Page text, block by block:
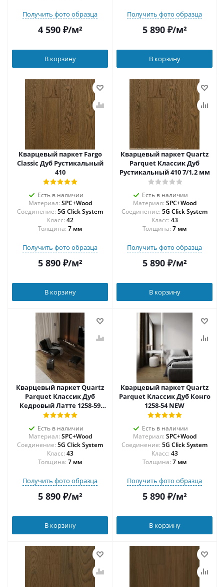
Получить фото образца
4 590₽/м²
В корзину
Получить фото образца
5 890₽/м²
В корзину
Кварцевый паркет Fargo
Classic Дуб Рустикальный
410
Есть в наличии
Материал: SPC+Wood
Соединение: 5G Click System
42
Толщина: 7 мм
Получить фото образца
5 890₽/м²
В корзину
Кварцевый паркет Quartz
Parquet Классик Дуб
Рустикальный 410 7/1,2 мм
Есть в наличии
Материал: SPC+Wood
Соединение: 5G Click System
43
Толщина: 7 мм
Получить фото образца
5 890₽/м²
В корзину
Кварцевый паркет Quartz
Parquet Классик Дуб
Кедровый Латте 1258-59
NEW
Есть в наличии
Материал: SPC+Wood
Соединение: 5G Click System
43
Толщина: 7 мм
Получить фото образца
5 890₽/м²
В корзину
Кварцевый паркет Quartz
Parquet Классик Дуб Конго
1258-54 NEW
Есть в наличии
Материал: SPC+Wood
Соединение: 5G Click System
43
Толщина: 7 мм
Получить фото образца
5 890₽/м²
В корзину